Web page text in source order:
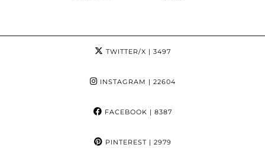
TWITTER/X | 3497
INSTAGRAM | 22604
FACEBOOK | 8387
PINTEREST| 2979